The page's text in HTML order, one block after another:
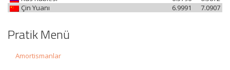
Çin Yuanı
7.0907
6.9991
Pratik Menü
Amortismanlar